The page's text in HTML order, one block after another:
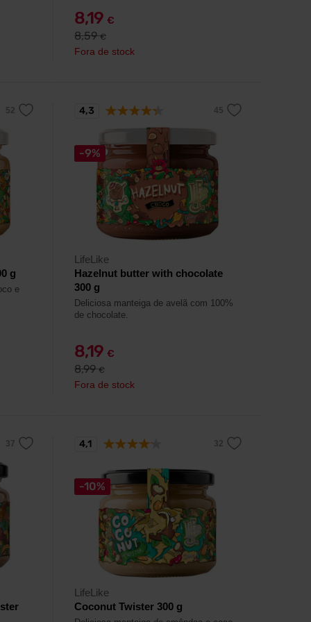
8,19 €
8,59€
Fora de stock
g
e
-9%
LifeLike
Hazelnut butter with chocolate
300 g
Deliciosa manteiga de avelã com 100%
de chocolate.
8,19 €
8,99€
Fora de stock
4,3
-10%
LifeLike
Coconut Twister 300 g
4,1